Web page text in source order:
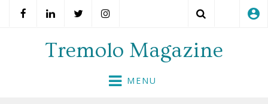
Search account_circle
Tremolo Magazine
MENU